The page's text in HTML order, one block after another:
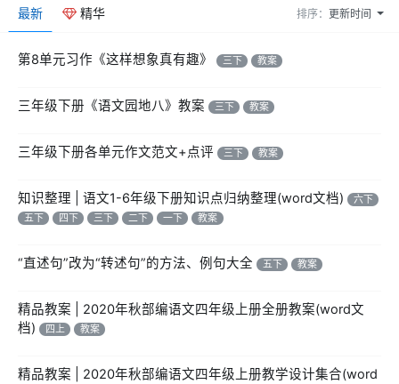
最新 精华 排序：更新时间
第8单元习作《这样想象真有趣》 三下 教案
三年级下册《语文园地八》教案 三下 教案
三年级下册各单元作文范文+点评 三下 教案
知识整理 | 语文1-6年级下册知识点归纳整理(word文档)
六下
五下
四下 三下 二下 一下 教案
“直述句”改为“转述句”的方法、例句大全 五下 教案
精品教案 | 2020年秋部编语文四年级上册全册教案(word文
档)
四上 教案
精品教案 | 2020年秋部编语文四年级上册教学设计集合(word